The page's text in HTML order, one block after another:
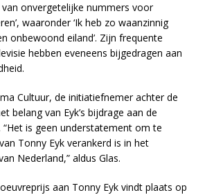
onvergetelijke nummers voor
waaronder ‘Ik heb zo waanzinnig
onbewoond eiland’. Zijn frequente
hebben eveneens bijgedragen aan
Cultuur, de initiatiefnemer achter de
belang van Eyk’s bijdrage aan de
“Het is geen understatement om te
Tonny Eyk verankerd is in het
Nederland,” aldus Glas.
aan Tonny Eyk vindt plaats op